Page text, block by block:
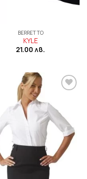
BERRETTO
KYLE
21.00 лв.